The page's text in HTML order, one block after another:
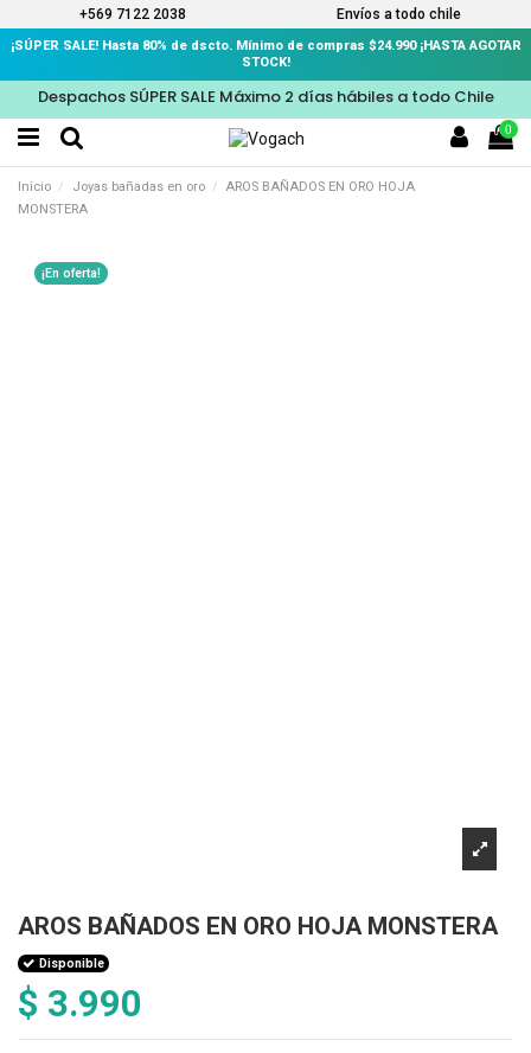
+569 7122 2038 Envíos a todo chile
¡SÚPER SALE! Hasta 80% de dscto. Mínimo de compras $24.990 ¡HASTA AGOTAR
STOCK!
Despachos SÚPER SALE Máximo 2 días hábiles a todo Chile
0
Inicio Joyas bañadas en oro
AROS BAÑADOS EN ORO HOJA
MONSTERA
¡En oferta!
AROS BAÑADOS EN ORO HOJA MONSTERA
Disponible
$ 3.990